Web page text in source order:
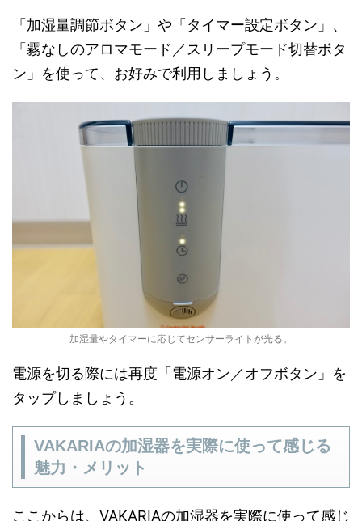
「加湿量調節ボタン」や「タイマー設定ボタン」、
「霧なしのアロマモード／スリープモード切替ボタ
ン」を使って、お好みで利用しましょう。
加湿量やタイマーに応じてセンサーライトが光る。
電源を切る際には再度「電源オン／オフボタン」を
タップしましょう。
VAKARIAの加湿器を実際に使って感じる
魅力・メリット
ここからは、VAKARIAの加湿器を実際に使って感じ